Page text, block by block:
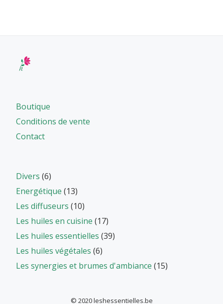
Boutique
Conditions de vente
Contact
Divers (6)
Energétique (13)
Les diffuseurs (10)
Les huiles en cuisine (17)
Les huiles essentielles (39)
Les huiles végétales (6)
Les synergies et brumes d'ambiance (15)
© 2020 leshessentielles.be